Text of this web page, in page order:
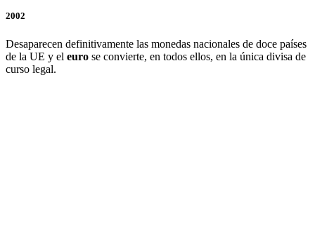
2002
Desaparecen definitivamente las monedas nacionales de doce países
de la UE y el euro se convierte, en todos ellos, en la única divisa de
curso legal.